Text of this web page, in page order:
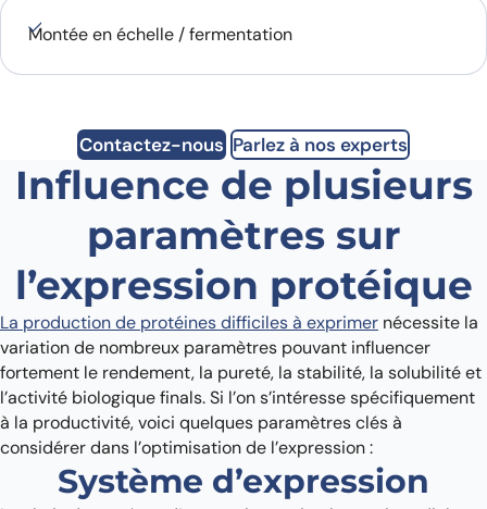
Montée en échelle / fermentation
Contactez-nous Parlez à nos experts
Influence de plusieurs
paramètres sur
l’expression protéique
La production de protéines difficiles à exprimer nécessite la
variation de nombreux paramètres pouvant influencer
fortement le rendement, la pureté, la stabilité, la solubilité et
l’activité biologique finals. Si l’on s’intéresse spécifiquement
à la productivité, voici quelques paramètres clés à
considérer dans l’optimisation de l’expression :
Système d’expression